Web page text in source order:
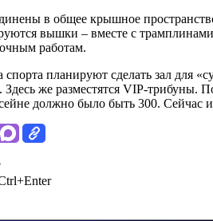
в общее крышное
вышки – вместе с
работам.
планируют сделать зал для
же разместятся VIP-трибуны.
должно было быть 300. Сейчас